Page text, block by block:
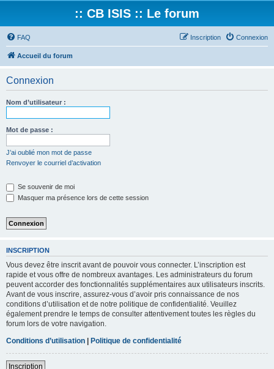
:: CB ISIS :: Le forum
FAQ Connexion
Inscription
Accueil du forum
Connexion
Nom d’utilisateur :
Mot de passe :
J’ai oublié mon mot de passe
Renvoyer le courriel d’activation
Se souvenir de moi
Masquer ma présence lors de cette session
INSCRIPTION
Vous devez être inscrit avant de pouvoir vous connecter. L’inscription est
rapide et vous offre de nombreux avantages. Les administrateurs du forum
peuvent accorder des fonctionnalités supplémentaires aux utilisateurs inscrits.
Avant de vous inscrire, assurez-vous d’avoir pris connaissance de nos
conditions d’utilisation et de notre politique de confidentialité. Veuillez
également prendre le temps de consulter attentivement toutes les règles du
forum lors de votre navigation.
Conditions d’utilisation | Politique de confidentialité
Inscription